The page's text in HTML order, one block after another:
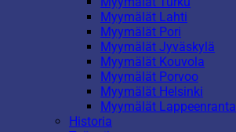
Myymälät Lahti
Myymälät Pori
Myymälät Jyväskylä
Myymälät Kouvola
Myymälät Porvoo
Myymälät Helsinki
Myymälät Lappeenranta
Historia